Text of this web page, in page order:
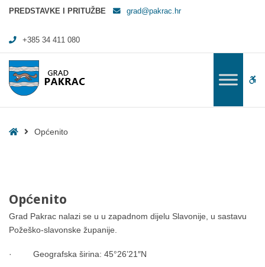
Općenito - Grad Pakrac
PREDSTAVKE I PRITUŽBE grad@pakrac.hr
+385 34 411 080
HomeOpćenito
Općenito
Grad Pakrac nalazi se u u zapadnom dijelu Slavonije, u sastavu
Požeško-slavonske županije.
· Geografska širina: 45°26’21″N